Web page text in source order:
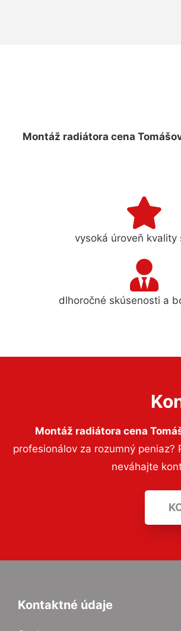
Montáž radiátora cena
vysoká úroveň kvality
dlhoročné skúsenosti a
Montáž radiátora cena
profesionálov za rozumný
neváhajte
Kontaktné údaje